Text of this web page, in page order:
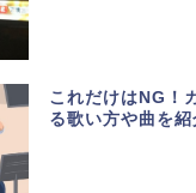
これだけはNG！
る歌い方や曲を紹